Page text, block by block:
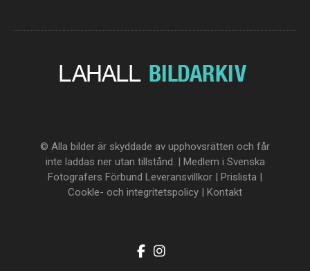
© Alla bilder är skyddade av upphovsrätten och får
inte laddas ner utan tillstånd. | Medlem i Svenska
Fotografers Förbund Leveransvillkor | Prislista |
Cookle- och integritetspolicy | Kontakt